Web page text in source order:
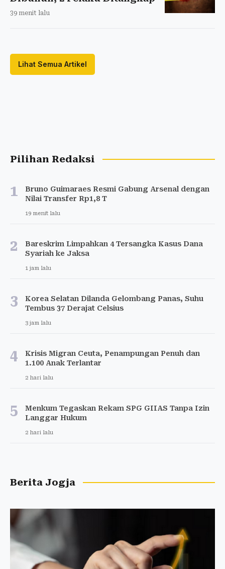
39 menit lalu
Lihat Semua Artikel
Pilihan Redaksi
1
Bruno Guimaraes Resmi Gabung Arsenal dengan
Nilai Transfer Rp1,8 T
19 menit lalu
2
Bareskrim Limpahkan 4 Tersangka Kasus Dana
Syariah ke Jaksa
1 jam lalu
3
Korea Selatan Dilanda Gelombang Panas, Suhu
Tembus 37 Derajat Celsius
3 jam lalu
4
Krisis Migran Ceuta, Penampungan Penuh dan
1.100 Anak Terlantar
2 hari lalu
5
Menkum Tegaskan Rekam SPG GIIAS Tanpa Izin
Langgar Hukum
2 hari lalu
Berita Jogja